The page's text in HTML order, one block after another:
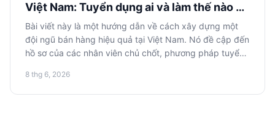
Việt Nam: Tuyển dụng ai và làm thế nào để
tạo động lực
Bài viết này là một hướng dẫn về cách xây dựng một
đội ngũ bán hàng hiệu quả tại Việt Nam. Nó đề cập đến
hồ sơ của các nhân viên chủ chốt, phương pháp tuyển
các đặc thù địa phương.
8 thg 6, 2026